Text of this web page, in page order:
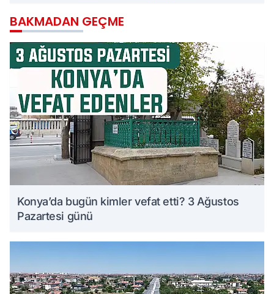
BAKMADAN GEÇME
Konya’da bugün kimler vefat etti? 3 Ağustos
Pazartesi günü